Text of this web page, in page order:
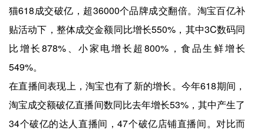
猫618成交破亿，超36000个品牌成交翻倍。淘宝百亿补
贴活动下，整体成交金额同比增长550%，其中3C数码同
比增长878%、小家电增长超800%，食品生鲜增长
549%。
在直播间表现上，淘宝也有了新的增长。今年618期间，
淘宝成交额破亿直播间数同比去年增长53%，其中产生了
34个破亿的达人直播间，47个破亿店铺直播间。对比而